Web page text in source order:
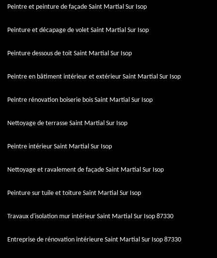
Peintre et peinture de façade Saint Martial Sur Isop
Peinture et décapage de volet Saint Martial Sur Isop
Peinture dessous de toit Saint Martial Sur Isop
Peintre en bâtiment intérieur et extérieur Saint Martial Sur Isop
Peintre rénovation boiserie bois Saint Martial Sur Isop
Nettoyage de terrasse Saint Martial Sur Isop
Peintre intérieur Saint Martial Sur Isop
Nettoyage et ravalement de façade Saint Martial Sur Isop
Peinture sur tuile et toiture Saint Martial Sur Isop
Travaux d'isolation mur intérieur Saint Martial Sur Isop 87330
Entreprise de rénovation intérieure Saint Martial Sur Isop 87330